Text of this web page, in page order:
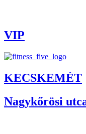
VIP
KECSKEMÉT
Nagykőrösi